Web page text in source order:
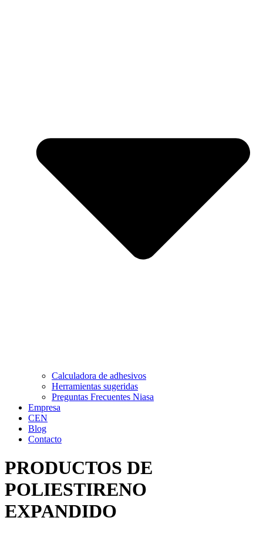
Calculadora de adhesivos
Herramientas sugeridas
Preguntas Frecuentes Niasa
Empresa
CEN
Blog
Contacto
PRODUCTOS DE
POLIESTIRENO
EXPANDIDO